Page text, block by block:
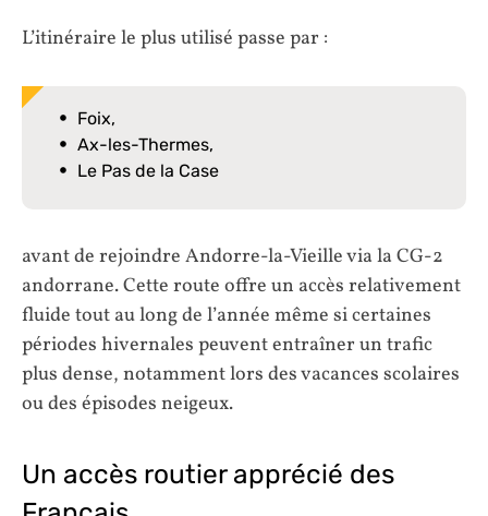
L’itinéraire le plus utilisé passe par :
Foix,
Ax-les-Thermes,
Le Pas de la Case
avant de rejoindre Andorre-la-Vieille via la CG-2
andorrane. Cette route offre un accès relativement
fluide tout au long de l’année même si certaines
périodes hivernales peuvent entraîner un trafic
plus dense, notamment lors des vacances scolaires
ou des épisodes neigeux.
Un accès routier apprécié des